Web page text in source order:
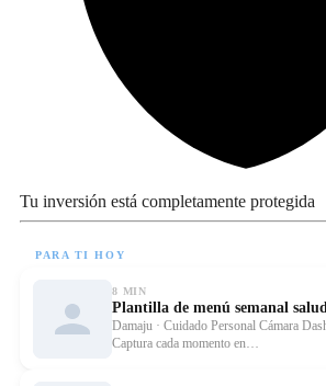
Tu inversión está completamente protegida
PARA TI HOY
8 MIN
Damaju · Cuidado Personal Cámara
Captura cada momento en…